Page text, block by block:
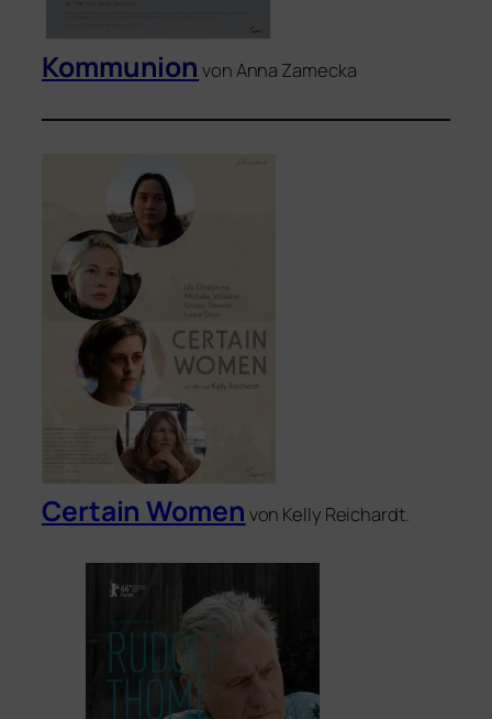
Kommunion von Anna Zamecka
Certain Women von Kelly Reichardt.